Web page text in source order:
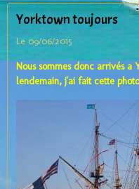
Yorktown toujours
Le 09/06/2015
Nous sommes donc arrivés a
lendemain, j'ai fait cette